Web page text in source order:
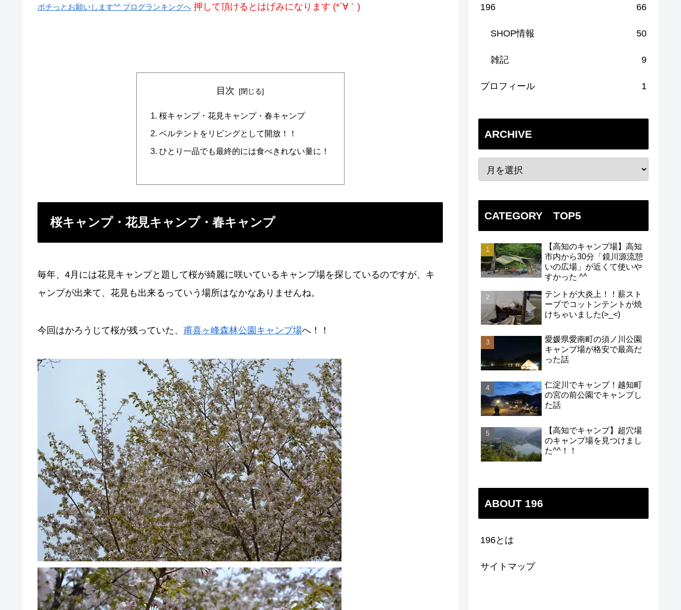
ポチっとお願いします^^ ブログランキングへ 押して頂けるとはげみになります (*´∀｀)
目次
桜キャンプ・花見キャンプ・春キャンプ
ベルテントをリビングとして開放！！
ひとり一品でも最終的には食べきれない量に！
桜キャンプ・花見キャンプ・春キャンプ
毎年、4月には花見キャンプと題して桜が綺麗に咲いているキャンプ場を探しているのですが、キ
ャンプが出来て、花見も出来るっていう場所はなかなありませんね。
今回はかろうじて桜が残っていた、 甫喜ヶ峰森林公園キャンプ場へ！！
196 66
SHOP情報 50
雑記 9
プロフィール 1
ARCHIVE
CATEGORY TOP5
【高知のキャンプ場】高知
市内から30分「鏡川源流憩
いの広場」が近くて使いや
すかった ^^
テントが大炎上！！薪スト
ーブでコットンテントが焼
けちゃいました(>_<)
愛媛県愛南町の須ノ川公園
キャンプ場が格安で最高だ
った話
仁淀川でキャンプ！越知町
の宮の前公園でキャンプし
た話
【高知でキャンプ】超穴場
のキャンプ場を見つけまし
た^^！！
ABOUT 196
196とは
サイトマップ